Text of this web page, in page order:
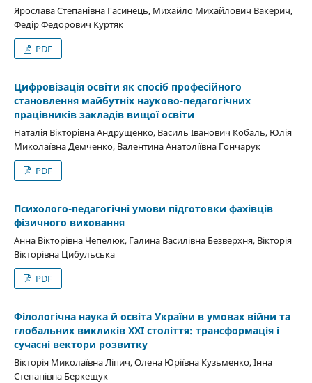
Ярослава Степанівна Гасинець, Михайло Михайлович Вакерич,
Федір Федорович Куртяк
PDF
Цифровізація освіти як спосіб професійного
становлення майбутніх науково-педагогічних
працівників закладів вищої освіти
Наталія Вікторівна Андрущенко, Василь Іванович Кобаль, Юлія
Миколаївна Демченко, Валентина Анатоліївна Гончарук
PDF
Психолого-педагогічні умови підготовки фахівців
фізичного виховання
Анна Вікторівна Чепелюк, Галина Василівна Безверхня, Вікторія
Вікторівна Цибульська
PDF
Філологічна наука й освіта України в умовах війни та
глобальних викликів XXІ століття: трансформація і
сучасні вектори розвитку
Вікторія Миколаївна Ліпич, Олена Юріївна Кузьменко, Інна
Степанівна Беркещук